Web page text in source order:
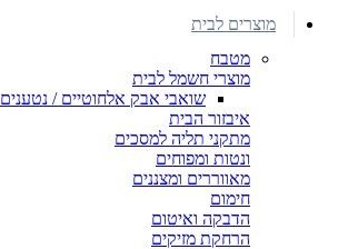
מוצרים לבית
מטבח
מוצרי חשמל לבית
שואבי אבק אלחוטיים / נטענים
איבזור הבית
מתקני תליה למסכים
ונטות ומפוחים
מאווררים ומצננים
חימום
הדבקה ואיטום
הרחקת מזיקים